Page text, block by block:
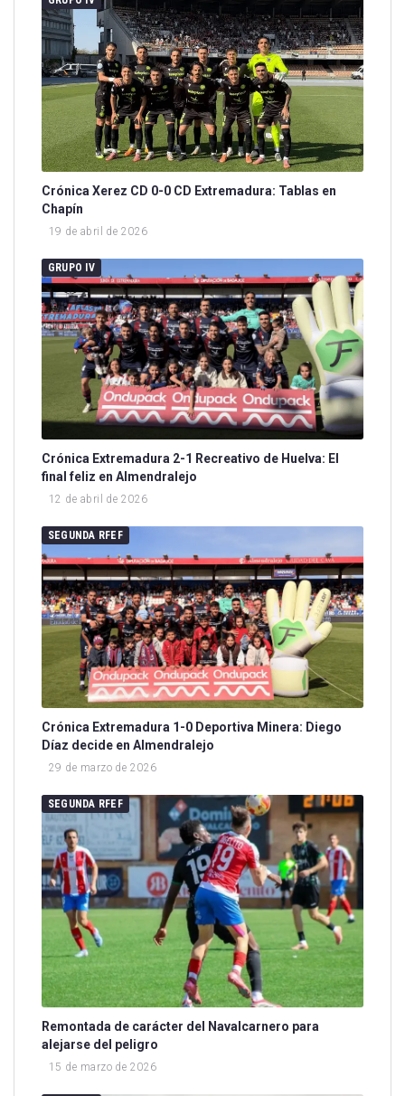
Crónica Xerez CD 0-0 CD Extremadura: Tablas en
Chapín
19 de abril de 2026
GRUPO IV
Crónica Extremadura 2-1 Recreativo de Huelva: El
final feliz en Almendralejo
12 de abril de 2026
SEGUNDA RFEF
Crónica Extremadura 1-0 Deportiva Minera: Diego
Díaz decide en Almendralejo
29 de marzo de 2026
SEGUNDA RFEF
Remontada de carácter del Navalcarnero para
alejarse del peligro
15 de marzo de 2026